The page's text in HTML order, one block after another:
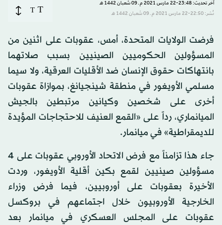
آخر تحديث: 23:48-22 مارس 2021 م ـ 09 شَعبان 1442 هـ
نُشر: 22:50-22 مارس 2021 م ـ 09 شَعبان 1442 هـ
T
T
فرضت الولايات المتحدة، أمس، عقوبات على اثنين من
المسؤولين الحكوميين الصينيين بسبب صلاتهما
بانتهاكات حقوق الإنسان ضد الأقليات العرقية، ولا سيما
مسلمي الأويغور في منطقة شينجيانغ، بموازاة عقوبات
أخرى على شخصين وكيانين مرتبطين بالجيش
الميانماري، رداً على «القمع العنيف للاحتجاجات المؤيدة
للديمقراطية» في ميانمار.
جاء هذا تزامناً مع فرض الاتحاد الأوروبي عقوبات على 4
مسؤولين صينيين لقمع بكين أقلية الأويغور، وردت
الأخيرة بعقوبات على أوروبيين، فيما فرض وزراء
الخارجية الأوروبيون خلال اجتماعهم في بروكسل
عقوبات على المجلس العسكري في ميانمار بعد